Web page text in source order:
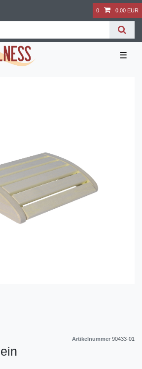
0 0,00 EUR
☰
Artikelnummer 90433-01